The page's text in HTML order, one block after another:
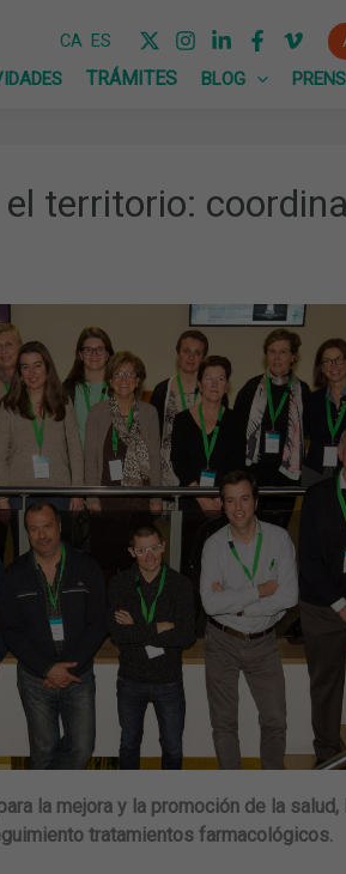
CA ES
BLOG
territorio:
la mejora y la promoción de la salud,
tratamientos farmacológicos.